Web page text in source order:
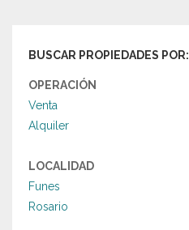
BUSCAR PROPIEDADES POR:
OPERACIÓN
Venta
Alquiler
LOCALIDAD
Funes
Rosario